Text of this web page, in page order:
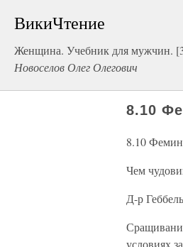
ВикиЧтение
Женщина. Учебник для мужчин.
Новоселов Олег Олегович
8.10
8.10
Чем
Д-р
условиях